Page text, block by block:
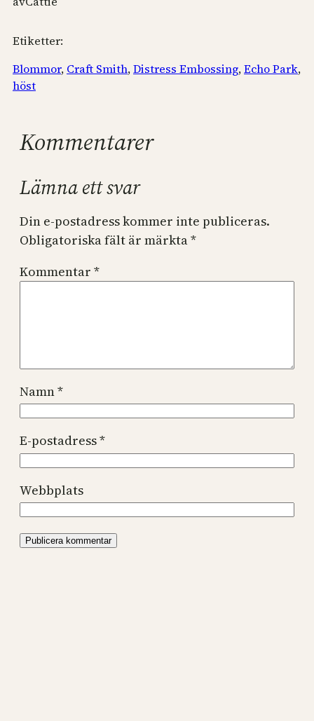
Etiketter:
Blommor, Craft Smith, Distress Embossing, Echo Park
höst
Kommentarer
Lämna ett svar
Din e-postadress kommer inte publiceras.
Obligatoriska fält är märkta*
Kommentar *
Namn*
E-postadress*
Webbplats